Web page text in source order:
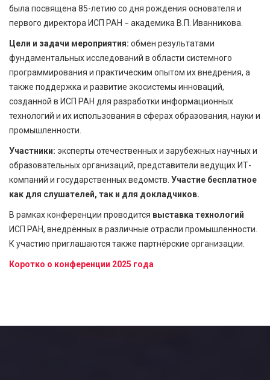
была посвящена 85-летию со дня рождения основателя и
первого директора ИСП РАН − академика В.П. Иванникова.
Цели и задачи мероприятия: обмен результатами
фундаментальных исследований в области системного
программирования и практическим опытом их внедрения, а
также поддержка и развитие экосистемы инноваций,
созданной в ИСП РАН для разработки информационных
технологий и их использования в сферах образования, науки и
промышленности.
Участники: эксперты отечественных и зарубежных научных и
образовательных организаций, представители ведущих ИТ-
компаний и государственных ведомств. Участие бесплатное
как для слушателей, так и для докладчиков.
В рамках конференции проводится выставка технологий
ИСП РАН, внедрённых в различные отрасли промышленности.
К участию приглашаются также партнёрские организации.
Коротко о конференции 2025 года